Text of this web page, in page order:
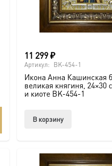
11 299₽
Артикул: BK-454-1
Икона Анна Кашинская
великая княгиня, 24×30
и киоте BK-454-1
В корзину